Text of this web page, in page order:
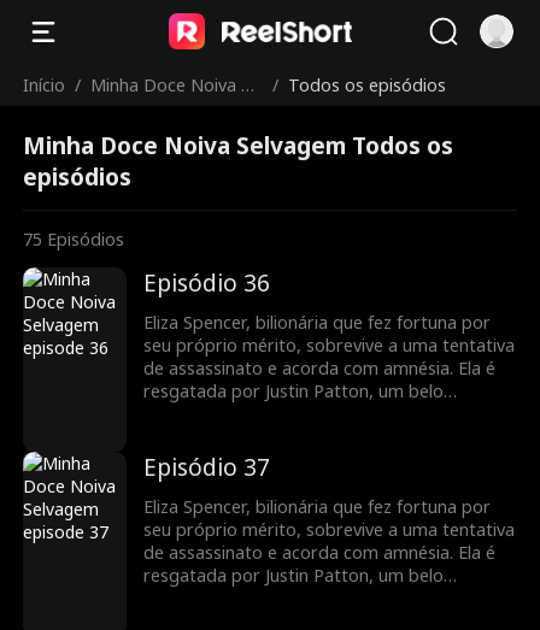
Início / Minha Doce Noiva Se
/ Todos os episódios
Minha Doce Noiva Selvagem Todos os
episódios
75 Episódios
Episódio 36
Eliza Spencer, bilionária que fez fortuna por
seu próprio mérito, sobrevive a uma tentativa
de assassinato e acorda com amnésia. Ela é
resgatada por Justin Patton, um belo
bilionário fingindo ser uma pessoa com
deficiência. Quando recupera a memória, ela
mantém sua identidade em segredo para
recuperar sua empresa das mãos de sua
família gananciosa e proteger Justin de seu
meio-irmão cruel e de sua madrasta.
Episódio 37
Eliza Spencer, bilionária que fez fortuna por
seu próprio mérito, sobrevive a uma tentativa
de assassinato e acorda com amnésia. Ela é
resgatada por Justin Patton, um belo